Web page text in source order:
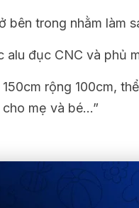
trong nhằm làm
đục CNC và phủ
rộng 100cm,
mẹ và bé…”